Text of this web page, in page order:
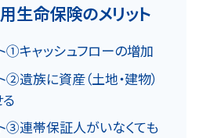
生命保険のメリット
①キャッシュフローの増加
②遺族に資産（土地・建物）
③連帯保証人がいなくても